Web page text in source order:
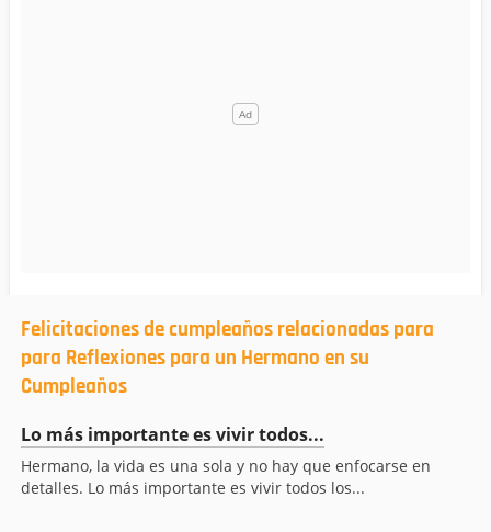
Felicitaciones de cumpleaños relacionadas para
para Reflexiones para un Hermano en su
Cumpleaños
Lo más importante es vivir todos...
Hermano, la vida es una sola y no hay que enfocarse en
detalles. Lo más importante es vivir todos los...